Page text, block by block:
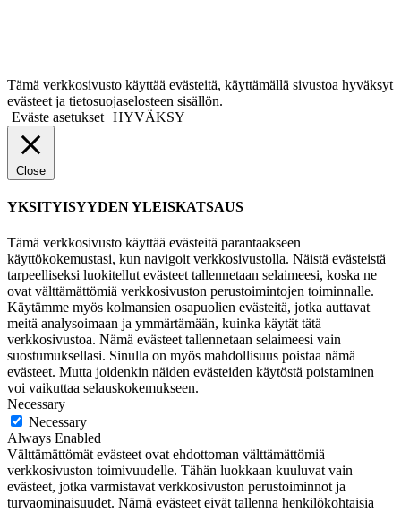
Tämä verkkosivusto käyttää evästeitä, käyttämällä sivustoa hyväksyt
evästeet ja tietosuojaselosteen sisällön.
Eväste asetukset HYVÄKSY
Close
YKSITYISYYDEN YLEISKATSAUS
Tämä verkkosivusto käyttää evästeitä parantaakseen
käyttökokemustasi, kun navigoit verkkosivustolla. Näistä evästeistä
tarpeelliseksi luokitellut evästeet tallennetaan selaimeesi, koska ne
ovat välttämättömiä verkkosivuston perustoimintojen toiminnalle.
Käytämme myös kolmansien osapuolien evästeitä, jotka auttavat
meitä analysoimaan ja ymmärtämään, kuinka käytät tätä
verkkosivustoa. Nämä evästeet tallennetaan selaimeesi vain
suostumuksellasi. Sinulla on myös mahdollisuus poistaa nämä
evästeet. Mutta joidenkin näiden evästeiden käytöstä poistaminen
voi vaikuttaa selauskokemukseen.
Necessary
Necessary
Always Enabled
Välttämättömät evästeet ovat ehdottoman välttämättömiä
verkkosivuston toimivuudelle. Tähän luokkaan kuuluvat vain
evästeet, jotka varmistavat verkkosivuston perustoiminnot ja
turvaominaisuudet. Nämä evästeet eivät tallenna henkilökohtaisia